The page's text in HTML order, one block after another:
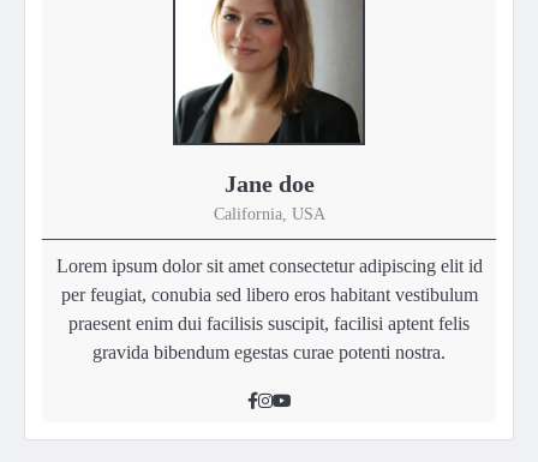
Jane doe
California, USA
Lorem ipsum dolor sit amet consectetur adipiscing elit id
per feugiat, conubia sed libero eros habitant vestibulum
praesent enim dui facilisis suscipit, facilisi aptent felis
gravida bibendum egestas curae potenti nostra.